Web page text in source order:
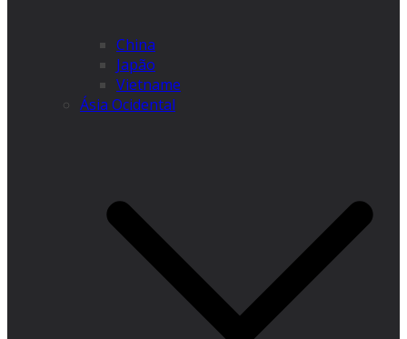
China
Japão
Vietname
Ásia Ocidental